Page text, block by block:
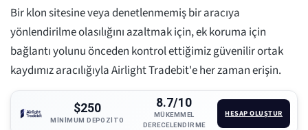
Bir klon sitesine veya denetlenmemiş bir aracıya
yönlendirilme olasılığını azaltmak için, ek koruma için
bağlantı yolunu önceden kontrol ettiğimiz güvenilir ortak
kaydımız aracılığıyla Airlight Tradebit'e her zaman erişin.
$250
MINIMUM DEPOZITO
8.7/10
MÜKEMMEL
DERECELENDIRME
HESAP OLUŞTUR